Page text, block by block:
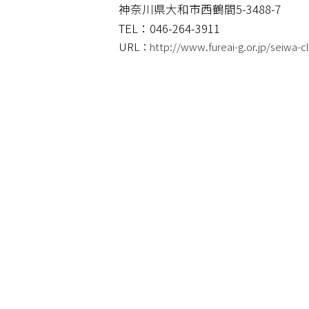
神奈川県大和市西鶴間5-3488-7
TEL：046-264-3911
URL： http://www.fureai-g.or.jp/seiwa-